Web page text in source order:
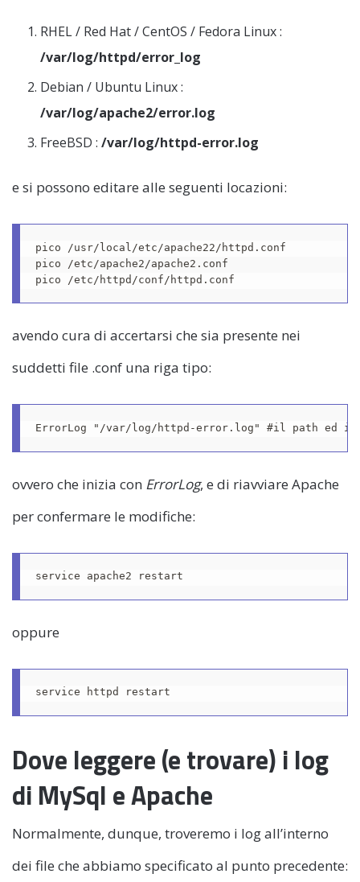
RHEL / Red Hat / CentOS / Fedora Linux :
/var/log/httpd/error_log
Debian / Ubuntu Linux :
/var/log/apache2/error.log
FreeBSD : /var/log/httpd-error.log
e si possono editare alle seguenti locazioni:
pico /usr/local/etc/apache22/httpd.conf
pico /etc/apache2/apache2.conf
avendo cura di accertarsi che sia presente nei
suddetti file .conf una riga tipo:
ovvero che inizia con ErrorLog, e di riavviare Apache
per confermare le modifiche:
oppure
Dove leggere (e trovare) i log
di MySql e Apache
Normalmente, dunque, troveremo i log all’interno
dei file che abbiamo specificato al punto precedente: